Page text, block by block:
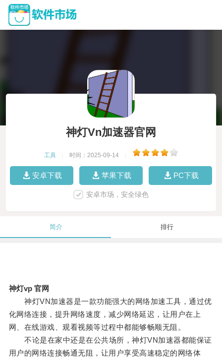
神灯Vn加速器官网
工具 时间：2025-09-14
安卓下载 苹果下载 PC下载
安卓市场，安全绿色
简介 排行
神灯vp 官网
神灯VN加速器是一款功能强大的网络加速工具，通过优
化网络连接，提升网络速度，减少网络延迟，让用户在上
网、在线游戏、观看视频等过程中都能够畅顺无阻。
不论是在家中还是在公共场所，神灯VN加速器都能保证
用户的网络连接畅通无阻，让用户享受高速稳定的网络体